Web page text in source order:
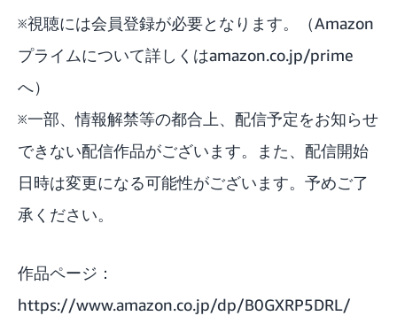
※視聴には会員登録が必要となります。（Amazon
プライムについて詳しくはamazon.co.jp/prime
へ）
※一部、情報解禁等の都合上、配信予定をお知らせ
できない配信作品がございます。また、配信開始
日時は変更になる可能性がございます。予めご了
承ください。
作品ページ：
https://www.amazon.co.jp/dp/B0GXRP5DRL/